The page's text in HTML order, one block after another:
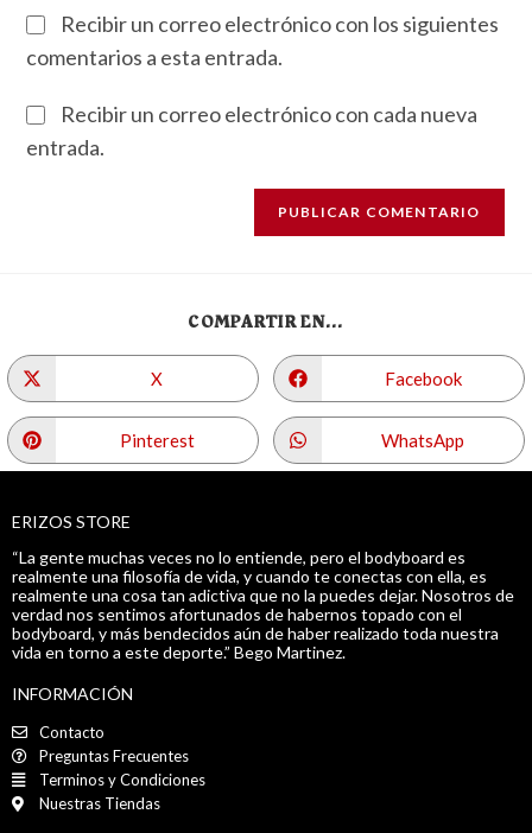
Recibir un correo electrónico con los siguientes
comentarios a esta entrada.
Recibir un correo electrónico con cada nueva
entrada.
COMPARTIR EN...
X Facebook
Pinterest WhatsApp
ERIZOS STORE
“La gente muchas veces no lo entiende, pero el bodyboard es
realmente una filosofía de vida, y cuando te conectas con ella, es
realmente una cosa tan adictiva que no la puedes dejar. Nosotros de
verdad nos sentimos afortunados de habernos topado con el
bodyboard, y más bendecidos aún de haber realizado toda nuestra
vida en torno a este deporte.” Bego Martinez.
INFORMACIÓN
Contacto
Preguntas Frecuentes
Terminos y Condiciones
Nuestras Tiendas